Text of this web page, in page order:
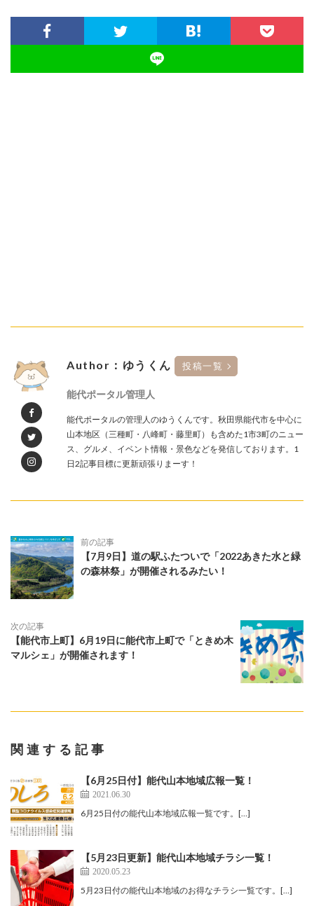
Author：ゆうくん 投稿一覧
能代ポータル管理人
能代ポータルの管理人のゆうくんです。秋田県能代市を中心に
山本地区（三種町・八峰町・藤里町）も含めた1市3町のニュー
ス、グルメ、イベント情報・景色などを発信しております。1
日2記事目標に更新頑張りまーす！
前の記事
【7月9日】道の駅ふたついで「2022あきた水と緑
の森林祭」が開催されるみたい！
次の記事
【能代市上町】6月19日に能代市上町で「ときめ木
マルシェ」が開催されます！
関連する記事
【6月25日付】能代山本地域広報一覧！
2021.06.30
6月25日付の能代山本地域広報一覧です。[…]
【5月23日更新】能代山本地域チラシ一覧！
2020.05.23
5月23日付の能代山本地域のお得なチラシ一覧です。[…]